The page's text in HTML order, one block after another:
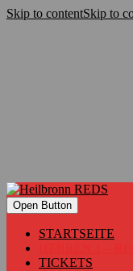
Skip to contentSkip to
Open Button
STARTSEITE
TICKETS